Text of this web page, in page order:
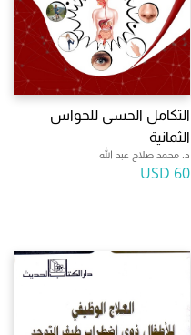
التكامل الحسى للحواس
الثمانية
د. محمد صلاح عبد الله
60 USD